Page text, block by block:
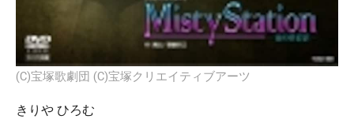
(C)宝塚歌劇団 (C)宝塚クリエイティブアーツ
きりや ひろむ